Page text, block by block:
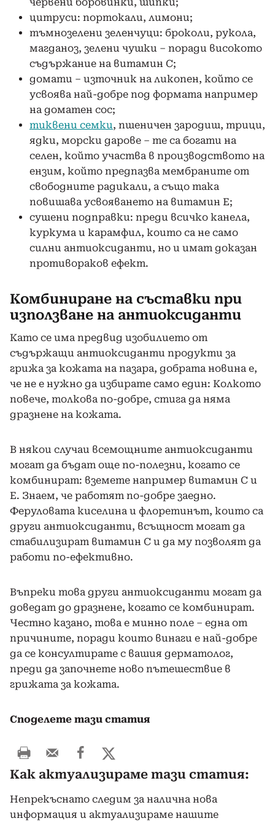
цитруси: портокали, лимони;
тъмнозелени зеленчуци: броколи, рукола,
магданоз, зелени чушки – поради високото
съдържание на витамин С;
домати – източник на ликопен, който се
усвоява най-добре под формата например
на доматен сос;
тиквени семки, пшеничен зародиш, трици,
ядки, морски дарове – те са богати на
селен, който участва в производството на
ензим, който предпазва мембраните от
свободните радикали, а също така
повишава усвояването на витамин Е;
сушени подправки: преди всичко канела,
куркума и карамфил, които са не само
силни антиоксиданти, но и имат доказан
противораков ефект.
Комбиниране на съставки при
използване на антиоксиданти
Като се има предвид изобилието от
съдържащи антиоксиданти продукти за
грижа за кожата на пазара, добрата новина е,
че не е нужно да избирате само един: Колкото
повече, толкова по-добре, стига да няма
дразнене на кожата.
В някои случаи всемощните антиоксиданти
могат да бъдат още по-полезни, когато се
комбинират: вземете например витамин С и
Е. Знаем, че работят по-добре заедно.
Феруловата киселина и флоретинът, които са
други антиоксиданти, всъщност могат да
стабилизират витамин С и да му позволят да
работи по-ефективно.
Въпреки това други антиоксиданти могат да
доведат до дразнене, когато се комбинират.
Честно казано, това е минно поле – една от
причините, поради които винаги е най-добре
да се консултирате с вашия дерматолог,
преди да започнете ново пътешествие в
грижата за кожата.
Споделете тази статия
Как актуализираме тази статия:
Непрекъснато следим за налична нова
информация и актуализираме нашите